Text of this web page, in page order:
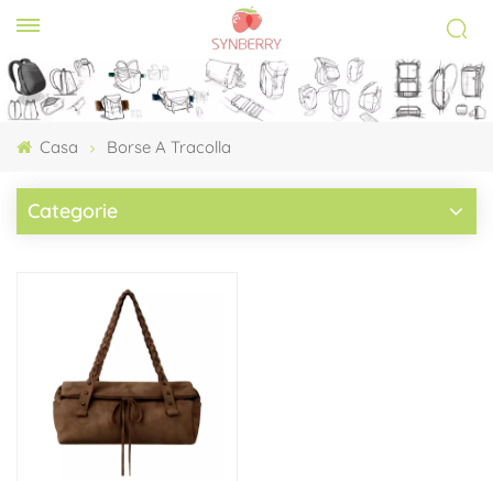
Casa Borse A Tracolla
Categorie